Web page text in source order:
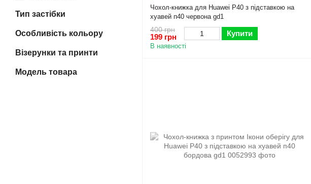
Чохол-книжка для Huawei P40 з підставкою на
хуавей п40 червона gd1
400 грн
199 грн Купити
В наявності
Тип застібки
Особливість кольору
Візерунки та принти
Модель товара